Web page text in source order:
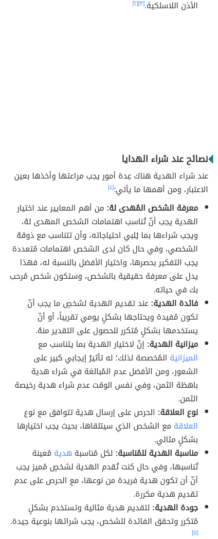
الأذن اللاسلكية.[٣] [٢]
نصائح عند شراء الهدايا
عند شراء الهدية هناك عِدة أمور يجب مراعتها وأخذها بعين
الاعتبار، ومن أهمها ما يأتي:[٤]
معرفة الشخص المُهدى لهُ: من أهم المعايير عند اختيار
الهدية يجب أنّ تُناسب اهتمامات الشخص المهدى لهُ،
ويجب شراءها بما يُلبي احتياجاته، وأن تتناسب مع ذوقهُ
الشخصي، وفي حال كان لدى الشخص اهتمامات مُتعددة
يجب التفكير بحصرها، واختيار الأفضل بالنسبة له، فهذا
يدل على معرفة حقيقية بالشخص، وستكون شخص مُرحب
بك في حياته.
فائدة الهدية:عند تقديم الهدية لشخصٍ ما يجب أنّ
تكون مُفيدة ويحتاجها بشكلٍ يومي تقريباً، أو أنّ
يستخدمها بشكلٍ مُتكرر للحصول على التقدير منهُ.
ميزانية الهدية: إنّ لاختيار الهدية بما يتناسب مع
الميزانية المُخصصة لذلك؛ له تأثيرٌ إيجابي كبير على
الشعور، ومن الأفضل عدم المُبالغة في شراء هدية
باهظة الثمن، وفي نفس الوقت عدم شراء هدية رخيصة
الثمن.
نوع العلاقة: الحرص على إرسال هدية تتوافق مع نوع
العلاقة مع الشخص الذي سيتلقاها، بحيث يجب اختيارها
بشكلٍ مثالي.
مناسبة الهدية للمُناسبة: لكل مُناسبة هدية مُعينة
تُناسبها، وفي حال كنت تُقدم الهدية لشخصٍ مُميز يجب
أنّ أن تكون هدية فريدة من نوعها، مع الحرص على عدم
تقديم هدية مكررة.
جودة الهدية: لتقديم هدية مثالية وتستخدم بشكلٍ
مُتكرر وتحقق الفائدة للشخص، يجب شرائها بنوعية جيدة.
[٥]